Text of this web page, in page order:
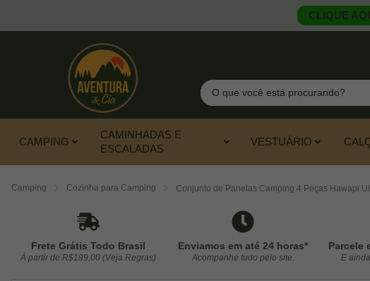
CLIQUE
Pesquisar
CAMPING
CAMINHADAS E
ESCALADAS
VESTUÁRIO
Camping Cozinha para Camping Conjunto de Panelas Camping 4 Peças Hawapi
Frete Grátis Todo Brasil
À partir de R$199,00 (Veja Regras)
Enviamos em até 24 horas*
Acompanhe tudo pelo site.
Parcele
E